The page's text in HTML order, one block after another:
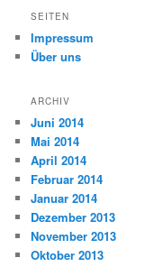
SEITEN
Impressum
Über uns
ARCHIV
Juni 2014
Mai 2014
April 2014
Februar 2014
Januar 2014
Dezember 2013
November 2013
Oktober 2013